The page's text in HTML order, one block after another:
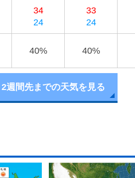
34
24
33
24
40% 40%
2週間先までの天気を見る